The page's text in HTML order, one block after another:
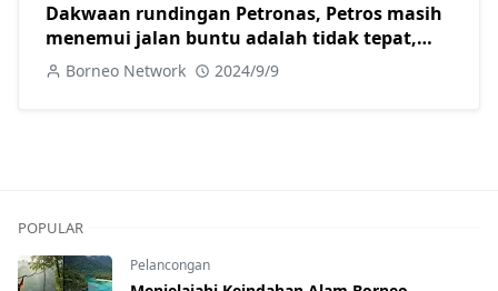
Dakwaan rundingan Petronas, Petros masih
menemui jalan buntu adalah tidak tepat,
tegas Abg Jo
Borneo Network 2024/9/9
POPULAR
Pelancongan